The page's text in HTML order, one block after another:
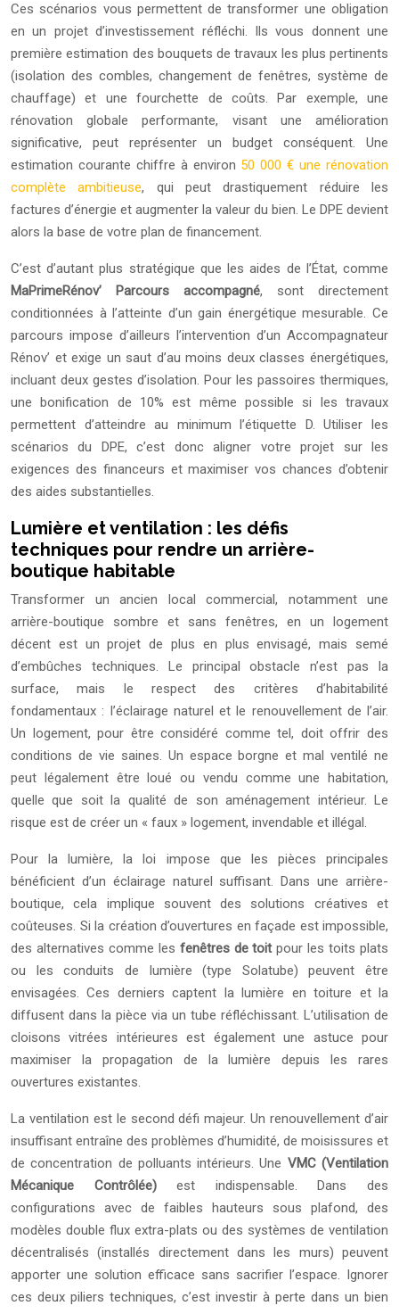
Ces scénarios vous permettent de transformer une obligation
en un projet d’investissement réfléchi. Ils vous donnent une
première estimation des bouquets de travaux les plus pertinents
(isolation des combles, changement de fenêtres, système de
chauffage) et une fourchette de coûts. Par exemple, une
rénovation globale performante, visant une amélioration
significative, peut représenter un budget conséquent. Une
estimation courante chiffre à environ 50 000 € une rénovation
complète ambitieuse, qui peut drastiquement réduire les
factures d’énergie et augmenter la valeur du bien. Le DPE devient
alors la base de votre plan de financement.
C’est d’autant plus stratégique que les aides de l’État, comme
MaPrimeRénov’ Parcours accompagné, sont directement
conditionnées à l’atteinte d’un gain énergétique mesurable. Ce
parcours impose d’ailleurs l’intervention d’un Accompagnateur
Rénov’ et exige un saut d’au moins deux classes énergétiques,
incluant deux gestes d’isolation. Pour les passoires thermiques,
une bonification de 10% est même possible si les travaux
permettent d’atteindre au minimum l’étiquette D. Utiliser les
scénarios du DPE, c’est donc aligner votre projet sur les
exigences des financeurs et maximiser vos chances d’obtenir
des aides substantielles.
Lumière et ventilation : les défis
techniques pour rendre un arrière-
boutique habitable
Transformer un ancien local commercial, notamment une
arrière-boutique sombre et sans fenêtres, en un logement
décent est un projet de plus en plus envisagé, mais semé
d’embûches techniques. Le principal obstacle n’est pas la
surface, mais le respect des critères d’habitabilité
fondamentaux : l’éclairage naturel et le renouvellement de l’air.
Un logement, pour être considéré comme tel, doit offrir des
conditions de vie saines. Un espace borgne et mal ventilé ne
peut légalement être loué ou vendu comme une habitation,
quelle que soit la qualité de son aménagement intérieur. Le
risque est de créer un « faux » logement, invendable et illégal.
Pour la lumière, la loi impose que les pièces principales
bénéficient d’un éclairage naturel suffisant. Dans une arrière-
boutique, cela implique souvent des solutions créatives et
coûteuses. Si la création d’ouvertures en façade est impossible,
des alternatives comme les fenêtres de toitpour les toits plats
ou les conduits de lumière (type Solatube) peuvent être
envisagées. Ces derniers captent la lumière en toiture et la
diffusent dans la pièce via un tube réfléchissant. L’utilisation de
cloisons vitrées intérieures est également une astuce pour
maximiser la propagation de la lumière depuis les rares
ouvertures existantes.
La ventilation est le second défi majeur. Un renouvellement d’air
insuffisant entraîne des problèmes d’humidité, de moisissures et
de concentration de polluants intérieurs. Une VMC (Ventilation
Mécanique Contrôlée)est indispensable. Dans des
configurations avec de faibles hauteurs sous plafond, des
modèles double flux extra-plats ou des systèmes de ventilation
décentralisés (installés directement dans les murs) peuvent
apporter une solution efficace sans sacrifier l’espace. Ignorer
ces deux piliers techniques, c’est investir à perte dans un bien